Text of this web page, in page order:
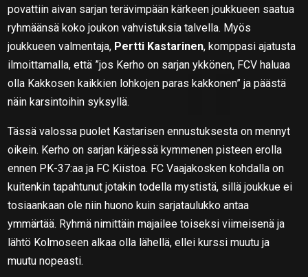
povattiin aivan sarjan terävimpään kärkeen joukkueen saatua
ryhmäänsä koko joukon vahvistuksia talvella. Myös
joukkueen valmentaja, Pertti Kastarinen, komppasi ajatusta
ilmoittamalla, että ”jos Kerho on sarjan ykkönen, FCV haluaa
olla Kakkosen kaikkien lohkojen paras kakkonen” ja päästä
näin karsintoihin syksyllä.
Tässä valossa puolet Kastarisen ennustuksesta on mennyt
oikein. Kerho on sarjan kärjessä kymmenen pisteen erolla
ennen PK-37:aa ja FC Kiistoa. FC Vaajakosken kohdalla on
kuitenkin tapahtunut jotakin todella mystistä, sillä joukkue ei
tosiaankaan ole niin huono kuin sarjataulukko antaa
ymmärtää. Ryhmä nimittäin majailee toiseksi viimeisenä ja
lähtö Kolmoseen alkaa olla lähellä, ellei kurssi muutu ja
muutu nopeasti.